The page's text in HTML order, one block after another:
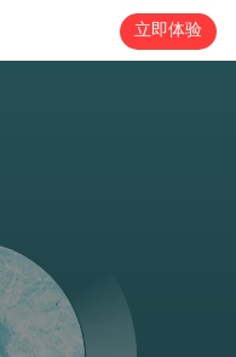
立即体验